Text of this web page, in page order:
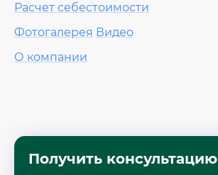
Расчет себестоимости
Фотогалерея Видео
О компании
Получить консультацию